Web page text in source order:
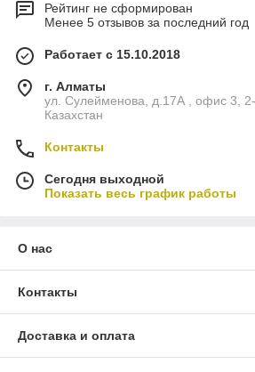
Рейтинг не сформирован
Менее 5 отзывов за последний год
Работает с 15.10.2018
г. Алматы
ул. Сулейменова, д.17А , офис 3,
Казахстан
Контакты
Сегодня выходной
Показать весь график работы
О нас
Контакты
Доставка и оплата